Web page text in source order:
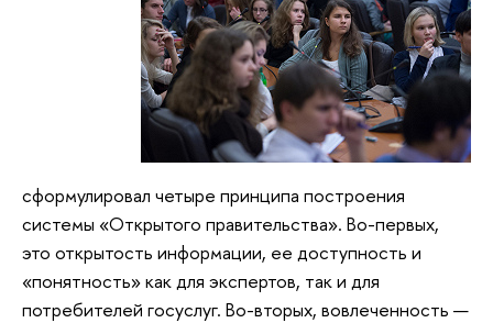
сформулировал четыре принципа построения
системы «Открытого правительства». Во-первых,
это открытость информации, ее доступность и
«понятность» как для экспертов, так и для
потребителей госуслуг. Во-вторых, вовлеченность —